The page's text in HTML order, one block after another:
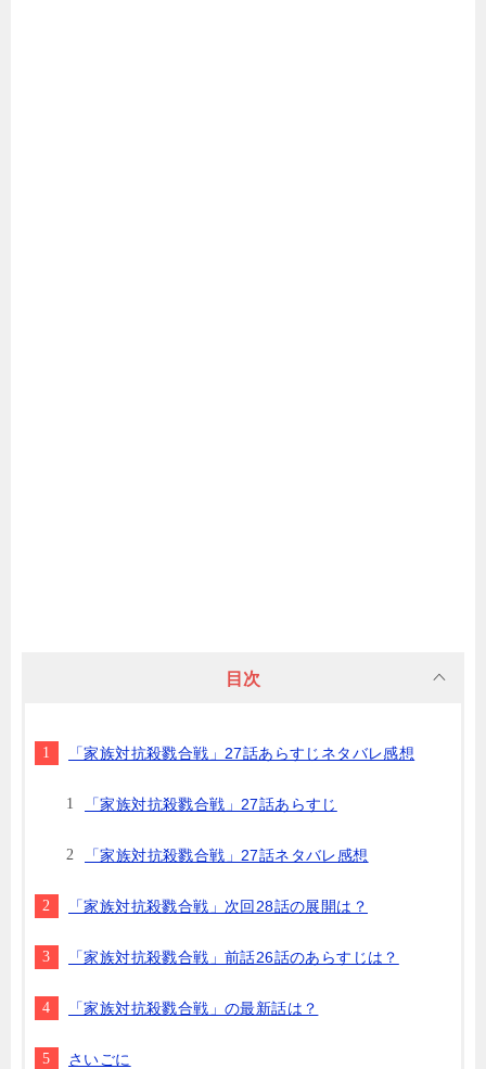
目次
「家族対抗殺戮合戦」27話あらすじネタバレ感想
「家族対抗殺戮合戦」27話あらすじ
「家族対抗殺戮合戦」27話ネタバレ感想
「家族対抗殺戮合戦」次回28話の展開は？
「家族対抗殺戮合戦」前話26話のあらすじは？
「家族対抗殺戮合戦」の最新話は？
さいごに